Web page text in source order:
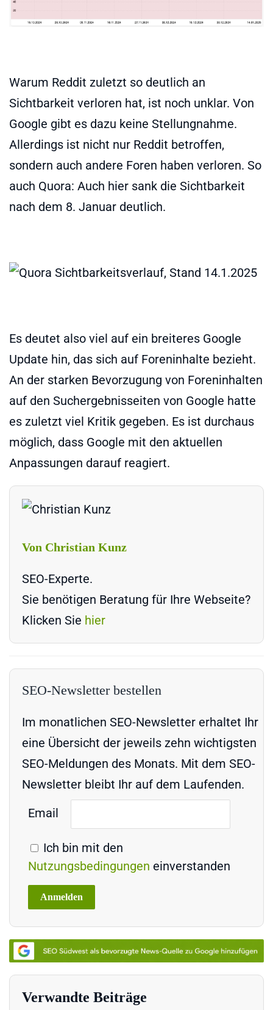
Warum Reddit zuletzt so deutlich an
Sichtbarkeit verloren hat, ist noch unklar. Von
Google gibt es dazu keine Stellungnahme.
Allerdings ist nicht nur Reddit betroffen,
sondern auch andere Foren haben verloren. So
auch Quora: Auch hier sank die Sichtbarkeit
nach dem 8. Januar deutlich.
Es deutet also viel auf ein breiteres Google
Update hin, das sich auf Foreninhalte bezieht.
An der starken Bevorzugung von Foreninhalten
auf den Suchergebnisseiten von Google hatte
es zuletzt viel Kritik gegeben. Es ist durchaus
möglich, dass Google mit den aktuellen
Anpassungen darauf reagiert.
Von Christian Kunz
SEO-Experte.
Sie benötigen Beratung für Ihre Webseite?
Klicken Sie hier
SEO-Newsletter bestellen
Im monatlichen SEO-Newsletter erhaltet Ihr
eine Übersicht der jeweils zehn wichtigsten
SEO-Meldungen des Monats. Mit dem SEO-
Newsletter bleibt Ihr auf dem Laufenden.
Email
Ich bin mit den
Nutzungsbedingungen einverstanden
Verwandte Beiträge